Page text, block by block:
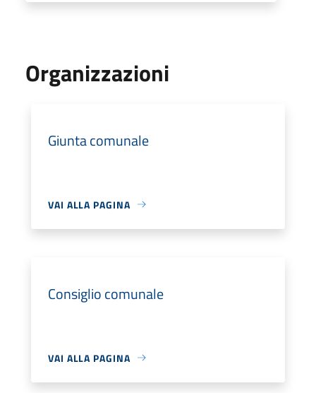
Organizzazioni
Giunta comunale
VAI ALLA PAGINA
Consiglio comunale
VAI ALLA PAGINA